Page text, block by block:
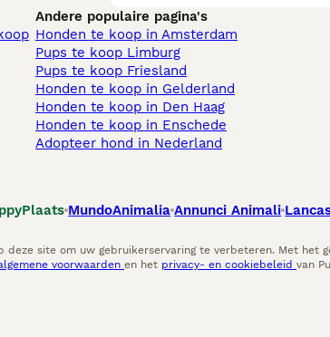
Andere populaire pagina's
Honden te koop in Amsterdam
Pups te koop Limburg​
Pups te koop Friesland​
Honden te koop in Gelderland
Honden te koop in Den Haag
Honden te koop in Enschede
Adopteer hond in Nederland
MundoAnimalia Annunci Animali
deze site om uw gebruikerservaring te verbeteren. Met het
voorwaarden en het privacy- en cookiebeleid van